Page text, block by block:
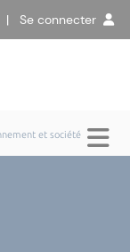
| Se connecter
et société